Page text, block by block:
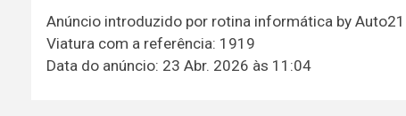
Anúncio introduzido por rotina informática by
Viatura com a referência: 1919
Data do anúncio: 23 Abr. 2026 às 11:04